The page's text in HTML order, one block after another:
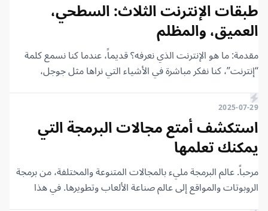
للمهمة المطلوبة.
طبقات الإنترنت الثلاث: السطحي،
العميق، والمظلم
مقدمة: ما هو الإنترنت الذي نعرفه؟ قديماً، عندما كنا نسمع كلمة
“إنترنت”، كنا نفكر مباشرة في الأشياء التي نراها مثل جوجل،
يوم. لكن، هل هذا هو الشيء الوحيد الموجود حقًا؟ تابع معي.
2025-07-29
استكشف أمتع مجالات البرمجة التي
يمكنك تعلمها
مرحباً. عالم البرمجة مليء بالمجالات المتنوعة والمختلفة، من برمجة
الروبوتات والمواقع إلى عالم صناعة الألعاب وتطويرها. في هذا